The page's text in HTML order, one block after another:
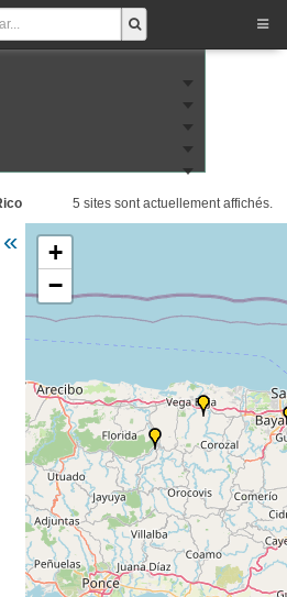
5 sites sont actuellement affichés.
« Veuillez patienter pendant le chargement
+
−